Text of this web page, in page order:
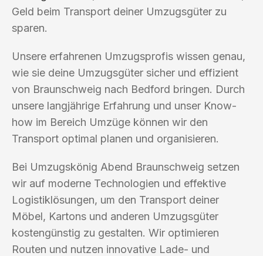
Geld beim Transport deiner Umzugsgüter zu
sparen.
Unsere erfahrenen Umzugsprofis wissen genau,
wie sie deine Umzugsgüter sicher und effizient
von Braunschweig nach Bedford bringen. Durch
unsere langjährige Erfahrung und unser Know-
how im Bereich Umzüge können wir den
Transport optimal planen und organisieren.
Bei Umzugskönig Abend Braunschweig setzen
wir auf moderne Technologien und effektive
Logistiklösungen, um den Transport deiner
Möbel, Kartons und anderen Umzugsgüter
kostengünstig zu gestalten. Wir optimieren
Routen und nutzen innovative Lade- und